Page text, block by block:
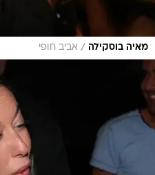
מאיה בוסקילה / אביב חופי